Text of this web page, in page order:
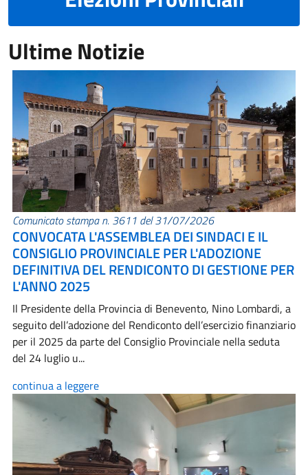
Ultime Notizie
Comunicato stampa n. 3611 del 31/07/2026
CONVOCATA L'ASSEMBLEA DEI SINDACI E IL
CONSIGLIO PROVINCIALE PER L'ADOZIONE
DEFINITIVA DEL RENDICONTO DI GESTIONE PER
L'ANNO 2025
Il Presidente della Provincia di Benevento, Nino Lombardi, a
seguito dell’adozione del Rendiconto dell’esercizio finanziario
per il 2025 da parte del Consiglio Provinciale nella seduta
del 24 luglio u...
continua a leggere